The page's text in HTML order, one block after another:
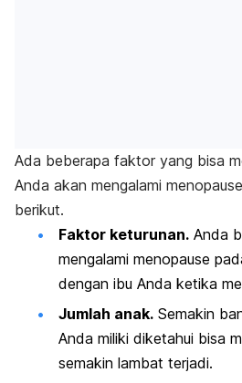
Ada beberapa faktor yang bisa
Anda akan mengalami
berikut.
Faktor keturunan. Anda
mengalami menopause
dengan ibu Anda ketika
Jumlah anak. Semakin
Anda miliki diketahui bisa
semakin lambat terjadi.